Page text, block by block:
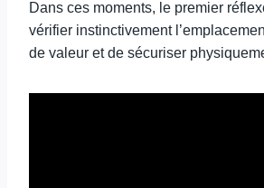
Dans ces moments, le premier
vérifier instinctivement
de valeur et de sécuriser